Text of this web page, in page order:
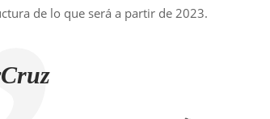
de lo que será a partir de 2023.